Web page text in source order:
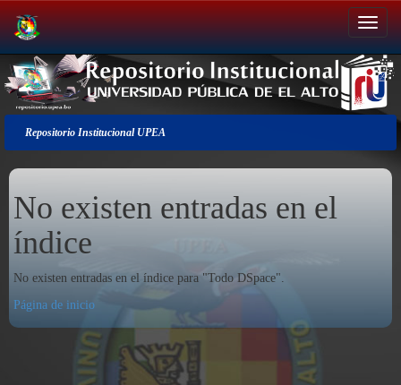
Salir
de
la
navegación
Repositorio Institucional UPEA
No existen entradas en el
índice
No existen entradas en el índice para "Todo DSpace".
Página de inicio